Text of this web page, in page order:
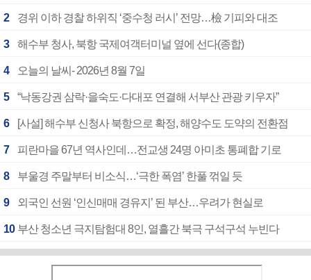
2 경위 이하 경찰 하위직 ‘중수청 러시’ 전망…檢 기피와 대조
3 해수부 청사, 북항 국제여객터미널 옆에 선다(종합)
4 오늘의 날씨- 2026년 8월 7일
5 “낙동강권 삼락·을숙도·다대포 연결해 서부산 관광 키우자”
6 [사설] 해수부 신청사 북항으로 확정, 해양수도 도약의 전환점
7 피란마을 67년 역사인데…전교생 24명 아미초 통폐합 기로
8 부울경 주말부터 비소식…‘극한 폭염’ 한풀 꺾일 듯
9 외국인 선원 ‘인신매매 경유지’ 된 부산…우려가 현실로
10 부산 청소년 극지탐험대 8인, 열흘간 북극 구석구석 누빈다